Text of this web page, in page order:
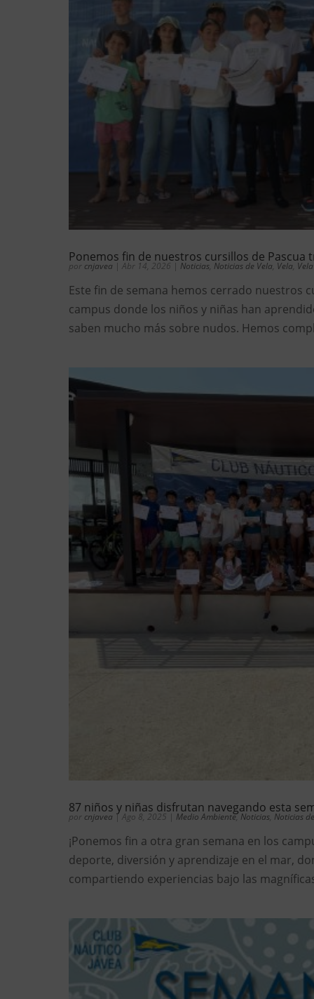
Ponemos fin de nuestros cursillos de Pascua
por cnjavea | Abr 14, 2026 | Noticias Noticias de Vela Vela Vela
Este fin de semana hemos cerrado nuestros
campus donde los niños y niñas han
saben mucho más sobre nudos. Hemos
87 niños y niñas disfrutan navegando esta
por cnjavea | Ago 8, 2025 | Medio Ambiente, Noticias Noticias
¡Ponemos fin a otra gran semana en los
deporte, diversión y aprendizaje en el mar,
compartiendo experiencias bajo las